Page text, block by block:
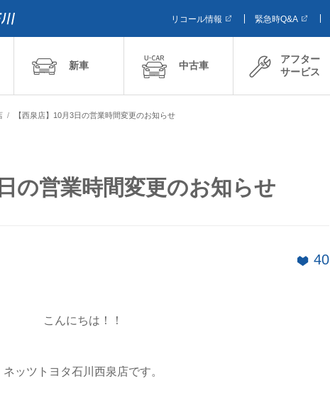
リコール情報 緊急時Q&A
新車 中古車
アフター
サービス
【西泉店】10月3日の営業時間変更のお知らせ
の営業時間変更のお知らせ
40
こんにちは！！
ネッツトヨタ石川西泉店です。